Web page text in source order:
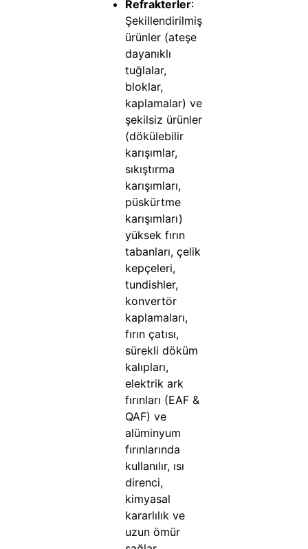
Refrakterler:
Şekillendirilmiş
ürünler (ateşe
dayanıklı
tuğlalar,
bloklar,
kaplamalar) ve
şekilsiz ürünler
(dökülebilir
karışımlar,
sıkıştırma
karışımları,
püskürtme
karışımları)
yüksek fırın
tabanları, çelik
kepçeleri,
tundishler,
konvertör
kaplamaları,
fırın çatısı,
sürekli döküm
kalıpları,
elektrik ark
fırınları (EAF &
QAF) ve
alüminyum
fırınlarında
kullanılır, ısı
direnci,
kimyasal
kararlılık ve
uzun ömür